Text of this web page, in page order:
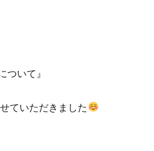
ついて』
ていただきました